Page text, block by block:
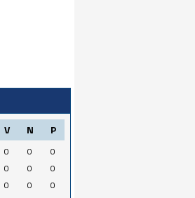
V N P
0 0
0
0 0
0
0 0
0